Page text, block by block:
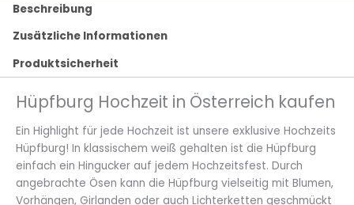
Beschreibung
Zusätzliche Informationen
Produktsicherheit
Hüpfburg Hochzeit in Österreich kaufen
Ein Highlight für jede Hochzeit ist unsere exklusive Hochzeits
Hüpfburg! In klassischem weiß gehalten ist die Hüpfburg
einfach ein Hingucker auf jedem Hochzeitsfest. Durch
angebrachte Ösen kann die Hüpfburg vielseitig mit Blumen,
Vorhängen, Girlanden oder auch Lichterketten geschmückt